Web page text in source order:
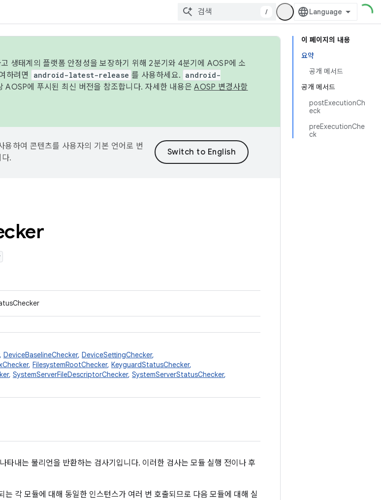
/
이 페이지의 내용
요약
공개 메서드
공개 메서드
postExecutionCh
eck
preExecutionChe
ck
생태계의 플랫폼 안정성을 보장하기 위해 2분기와 4분기에 AOSP에 소
하려면
android-latest-release 를 사용하세요. android-
AOSP에 푸시된 최신 버전을 참조합니다. 자세한 내용은AOSP 변경사항
하여 콘텐츠를 사용자의 기본 언어로 번
.
, DeviceBaselineChecker, DeviceSettingChecker,
, FilesystemRootChecker, KeyguardStatusChecker,
, SystemServerFileDescriptorChecker, SystemServerStatusChecker,
타내는 불리언을 반환하는 검사기입니다. 이러한 검사는 모듈 실행 전이나 후
각 모듈에 대해 동일한 인스턴스가 여러 번 호출되므로 다음 모듈에 대해 실